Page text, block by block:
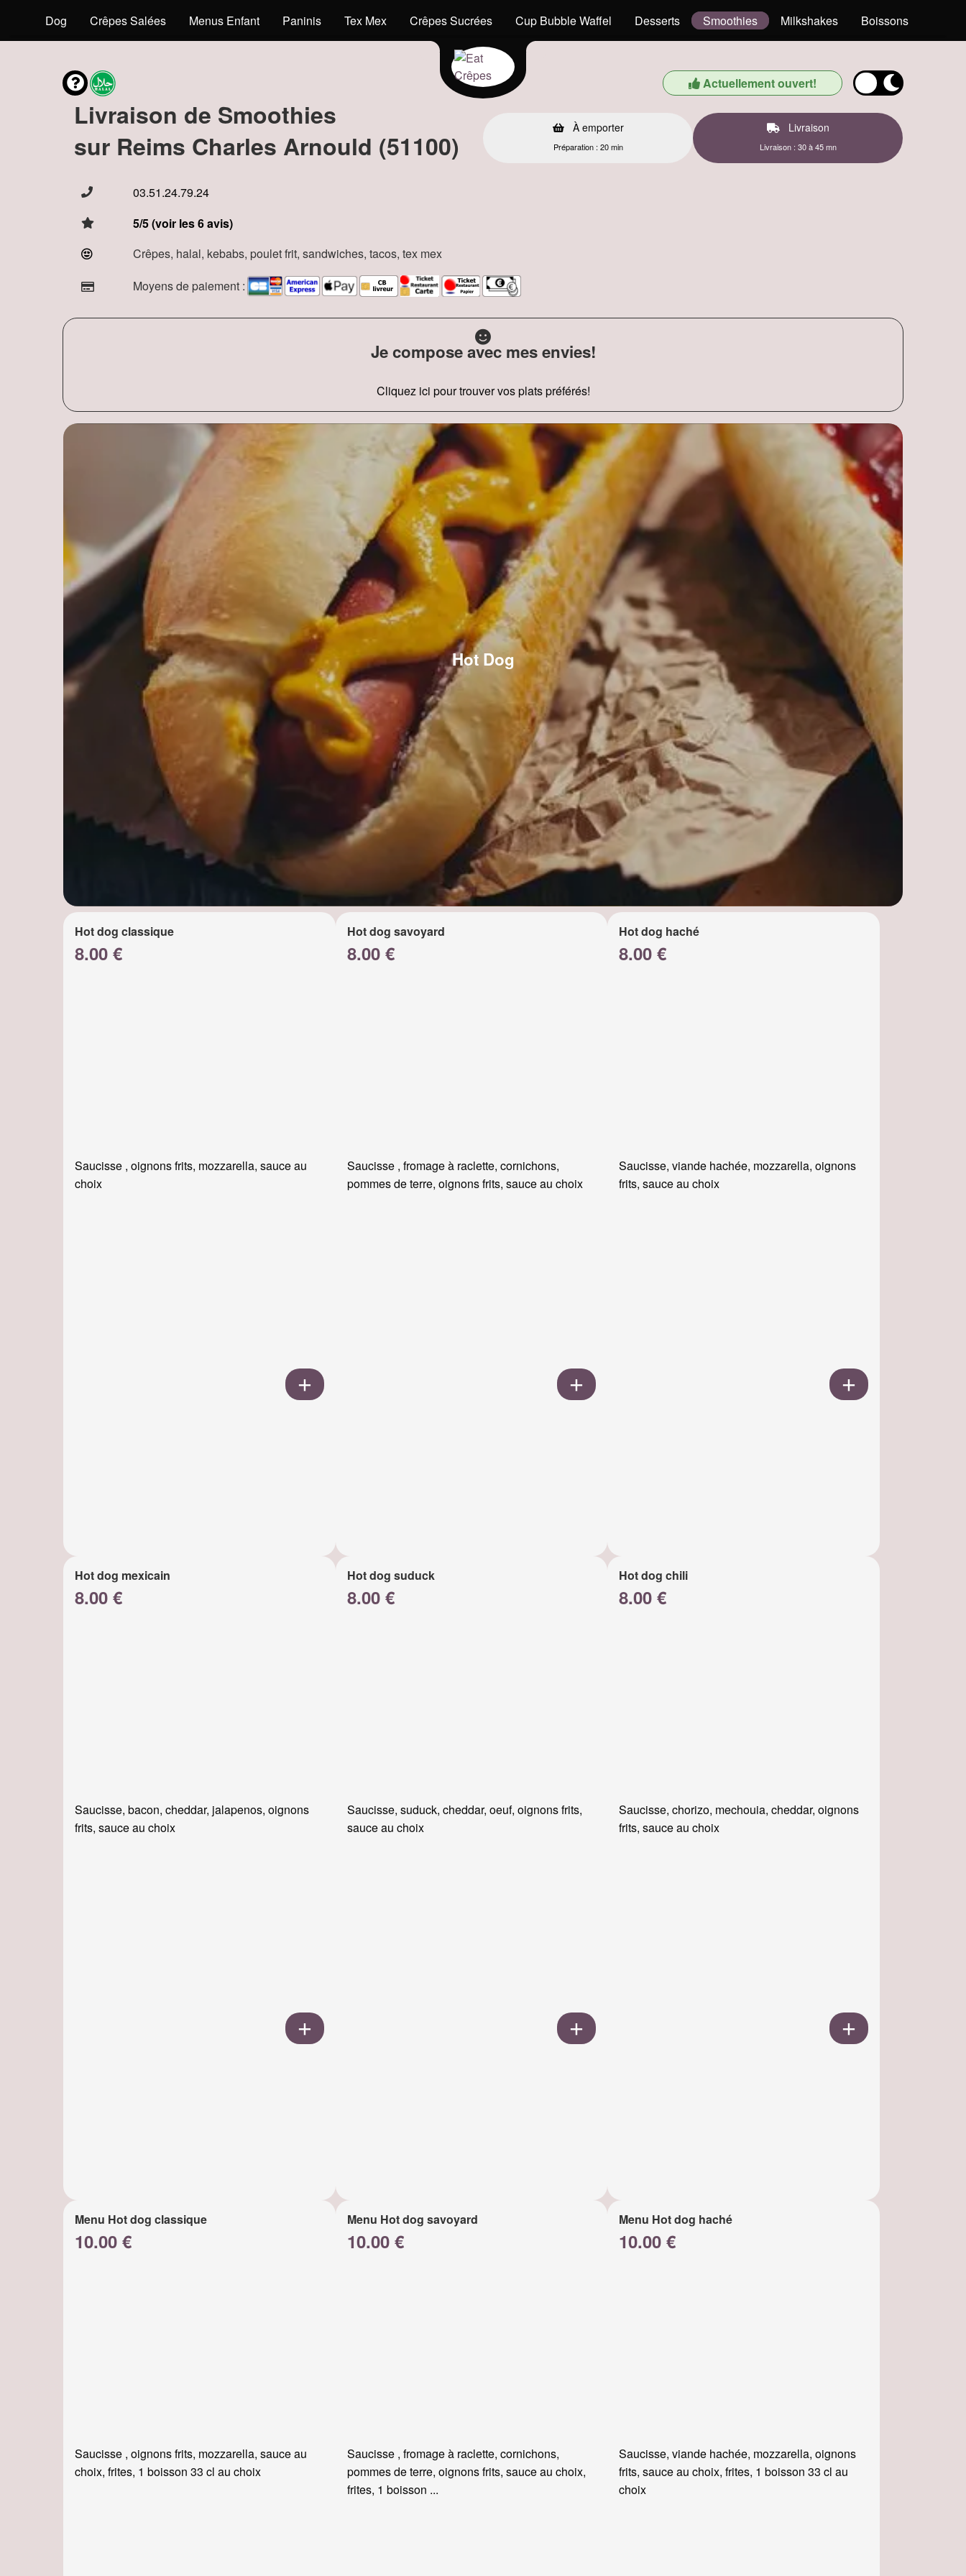
Hot Dog Crêpes Salées Menus Enfant Paninis Tex Mex Crêpes Sucrées Cup Bubble Waffel Desserts Smoothies Milkshakes Boissons
Actuellement ouvert!
Livraison de Smoothies
sur Reims Charles Arnould (51100)
À emporter
Préparation : 20 min
Livraison
Livraison : 30 à 45 mn
03.51.24.79.24
5/5 (voir les 6 avis)
Crêpes, halal, kebabs, poulet frit, sandwiches, tacos, tex mex
Moyens de paiement :
Je compose avec mes envies!
Cliquez ici pour trouver vos plats préférés!
Hot Dog
Hot dog classique
8.00 €
Saucisse , oignons frits, mozzarella, sauce au
choix
Hot dog savoyard
8.00 €
Saucisse , fromage à raclette, cornichons,
pommes de terre, oignons frits, sauce au choix
Hot dog haché
8.00 €
Saucisse, viande hachée, mozzarella, oignons
frits, sauce au choix
Hot dog mexicain
8.00 €
Saucisse, bacon, cheddar, jalapenos, oignons
frits, sauce au choix
Hot dog suduck
8.00 €
Saucisse, suduck, cheddar, oeuf, oignons frits,
sauce au choix
Hot dog chili
8.00 €
Saucisse, chorizo, mechouia, cheddar, oignons
frits, sauce au choix
Menu Hot dog classique
10.00 €
Saucisse , oignons frits, mozzarella, sauce au
choix, frites, 1 boisson 33 cl au choix
Menu Hot dog savoyard
10.00 €
Saucisse , fromage à raclette, cornichons,
pommes de terre, oignons frits, sauce au choix,
frites, 1 boisson ...
Menu Hot dog haché
10.00 €
Saucisse, viande hachée, mozzarella, oignons
frits, sauce au choix, frites, 1 boisson 33 cl au
choix